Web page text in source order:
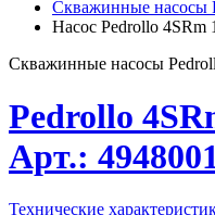
Скважинные насосы
Насос Pedrollo 4SRm
Скважинные насосы
Pedrollo
Арт.:
Технические